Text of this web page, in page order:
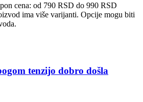
cena: od 790 RSD do 990 RSD
ima više varijanti. Opcije mogu biti
tenzijo dobro došla